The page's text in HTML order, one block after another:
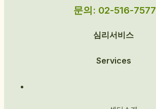
문의: 02-516-7577
심리서비스
Services